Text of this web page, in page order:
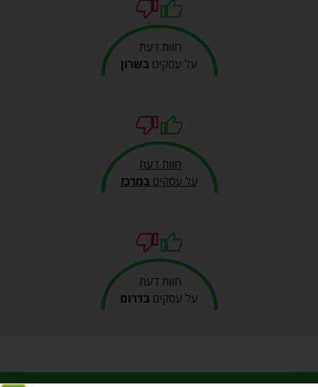
חוות דעת
על עסקים בשרון
חוות דעת
על עסקיםבמרכז
חוות דעת
על עסקים בדרום